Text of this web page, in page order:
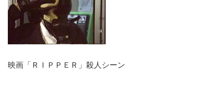
映画「ＲＩＰＰＥＲ」殺人シーン